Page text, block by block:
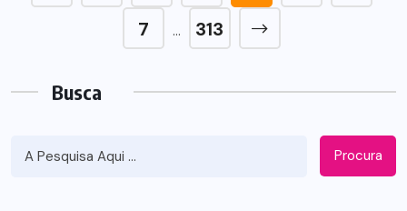
7
… 313
Busca
Procura